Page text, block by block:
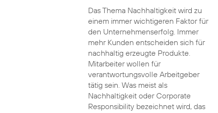
Das Thema Nachhaltigkeit wird zu
einem immer wichtigeren Faktor für
den Unternehmenserfolg. Immer
mehr Kunden entscheiden sich für
nachhaltig erzeugte Produkte.
Mitarbeiter wollen für
verantwortungsvolle Arbeitgeber
tätig sein. Was meist als
Nachhaltigkeit oder Corporate
Responsibility bezeichnet wird, das